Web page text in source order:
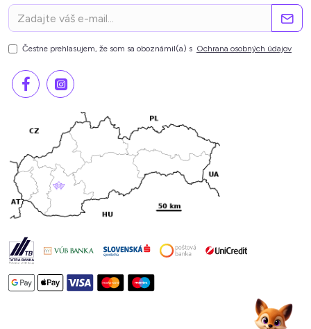
Čestne prehlasujem, že som sa oboznámil(a) s Ochrana osobných údajov